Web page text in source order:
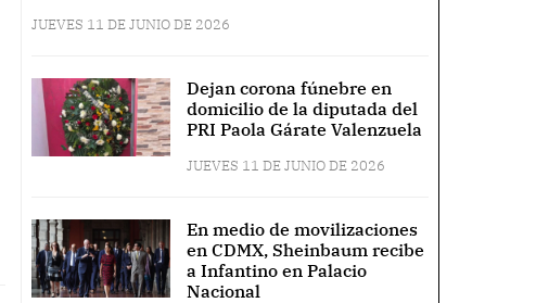
JUEVES 11 DE JUNIO DE 2026
Dejan corona fúnebre en
domicilio de la diputada del
PRI Paola Gárate Valenzuela
JUEVES 11 DE JUNIO DE 2026
En medio de movilizaciones
en CDMX, Sheinbaum recibe
a Infantino en Palacio
Nacional